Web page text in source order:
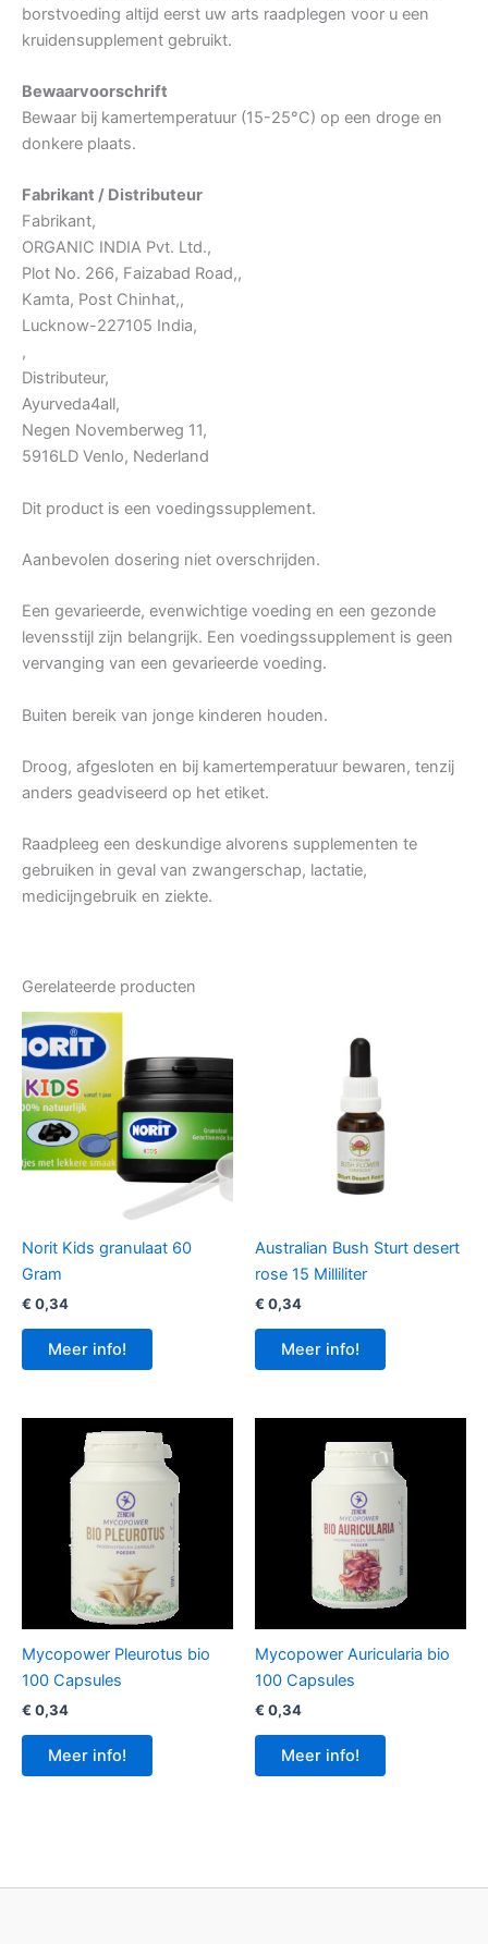
borstvoeding altijd eerst uw arts raadplegen voor u een
kruidensupplement gebruikt.
Bewaarvoorschrift
Bewaar bij kamertemperatuur (15-25°C) op een droge en
donkere plaats.
Fabrikant / Distributeur
Fabrikant,
ORGANIC INDIA Pvt. Ltd.,
Plot No. 266, Faizabad Road,,
Kamta, Post Chinhat,,
Lucknow-227105 India,
,
Distributeur,
Ayurveda4all,
Negen Novemberweg 11,
5916LD Venlo, Nederland
Dit product is een voedingssupplement.
Aanbevolen dosering niet overschrijden.
Een gevarieerde, evenwichtige voeding en een gezonde
levensstijl zijn belangrijk. Een voedingssupplement is geen
vervanging van een gevarieerde voeding.
Buiten bereik van jonge kinderen houden.
Droog, afgesloten en bij kamertemperatuur bewaren, tenzij
anders geadviseerd op het etiket.
Raadpleeg een deskundige alvorens supplementen te
gebruiken in geval van zwangerschap, lactatie,
medicijngebruik en ziekte.
Gerelateerde producten
Norit Kids granulaat 60
Gram
€ 0,34
Meer info!
Australian Bush Sturt desert
rose 15 Milliliter
€ 0,34
Meer info!
Mycopower Pleurotus bio
100 Capsules
€ 0,34
Meer info!
Mycopower Auricularia bio
100 Capsules
€ 0,34
Meer info!